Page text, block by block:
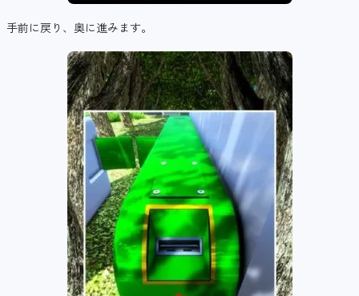
手前に戻り、奥に進みます。